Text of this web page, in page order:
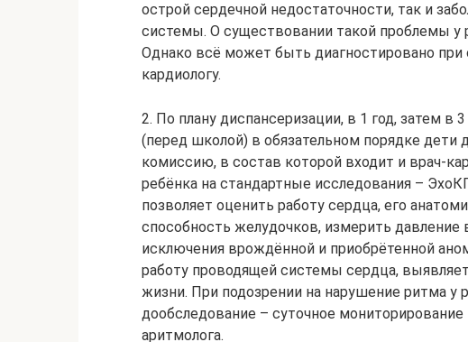
острой сердечной недостаточности, так и
системы. О существовании такой проблемы у
Однако всё может быть диагностировано
кардиологу.
2. По плану диспансеризации, в 1 год, затем в
(перед школой) в обязательном порядке
комиссию, в состав которой входит и врач-
ребёнка на стандартные исследования –
позволяет оценить работу сердца, его
способность желудочков, измерить давление
исключения врождённой и приобрётенной
работу проводящей системы сердца,
жизни. При подозрении на нарушение ритма у
дообследование – суточное
аритмолога.